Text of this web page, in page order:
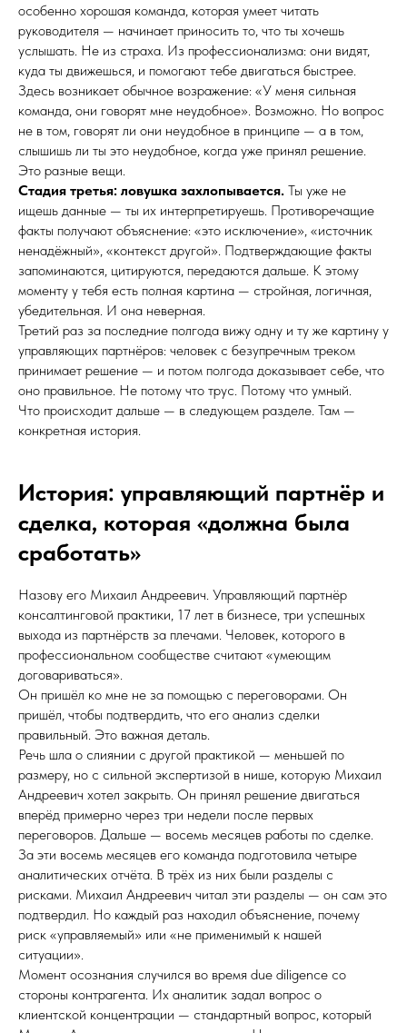
особенно хорошая команда, которая умеет читать
руководителя — начинает приносить то, что ты хочешь
услышать. Не из страха. Из профессионализма: они видят,
куда ты движешься, и помогают тебе двигаться быстрее.
Здесь возникает обычное возражение: «У меня сильная
команда, они говорят мне неудобное». Возможно. Но вопрос
не в том, говорят ли они неудобное в принципе — а в том,
слышишь ли ты это неудобное, когда уже принял решение.
Это разные вещи.
Стадия третья: ловушка захлопывается. Ты уже не
ищешь данные — ты их интерпретируешь. Противоречащие
факты получают объяснение: «это исключение», «источник
ненадёжный», «контекст другой». Подтверждающие факты
запоминаются, цитируются, передаются дальше. К этому
моменту у тебя есть полная картина — стройная, логичная,
убедительная. И она неверная.
Третий раз за последние полгода вижу одну и ту же картину у
управляющих партнёров: человек с безупречным треком
принимает решение — и потом полгода доказывает себе, что
оно правильное. Не потому что трус. Потому что умный.
Что происходит дальше — в следующем разделе. Там —
конкретная история.
История: управляющий партнёр и
сделка, которая «должна была
сработать»
Назову его Михаил Андреевич. Управляющий партнёр
консалтинговой практики, 17 лет в бизнесе, три успешных
выхода из партнёрств за плечами. Человек, которого в
профессиональном сообществе считают «умеющим
договариваться».
Он пришёл ко мне не за помощью с переговорами. Он
пришёл, чтобы подтвердить, что его анализ сделки
правильный. Это важная деталь.
Речь шла о слиянии с другой практикой — меньшей по
размеру, но с сильной экспертизой в нише, которую Михаил
Андреевич хотел закрыть. Он принял решение двигаться
вперёд примерно через три недели после первых
переговоров. Дальше — восемь месяцев работы по сделке.
За эти восемь месяцев его команда подготовила четыре
аналитических отчёта. В трёх из них были разделы с
рисками. Михаил Андреевич читал эти разделы — он сам это
подтвердил. Но каждый раз находил объяснение, почему
риск «управляемый» или «не применимый к нашей
ситуации».
Момент осознания случился во время due diligence со
стороны контрагента. Их аналитик задал вопрос о
клиентской концентрации — стандартный вопрос, который